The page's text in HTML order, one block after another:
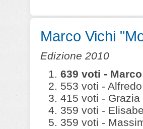
Marco Vichi
Edizione 2010
639 voti -
553 voti -
415 voti -
359 voti -
359 voti -